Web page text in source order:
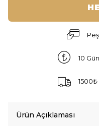
10
Ürün Açıklaması